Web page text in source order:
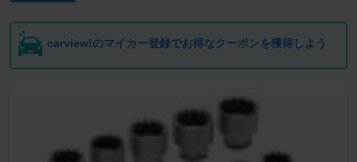
carview!のマイカー登録でお得なクーポンを獲得しよう